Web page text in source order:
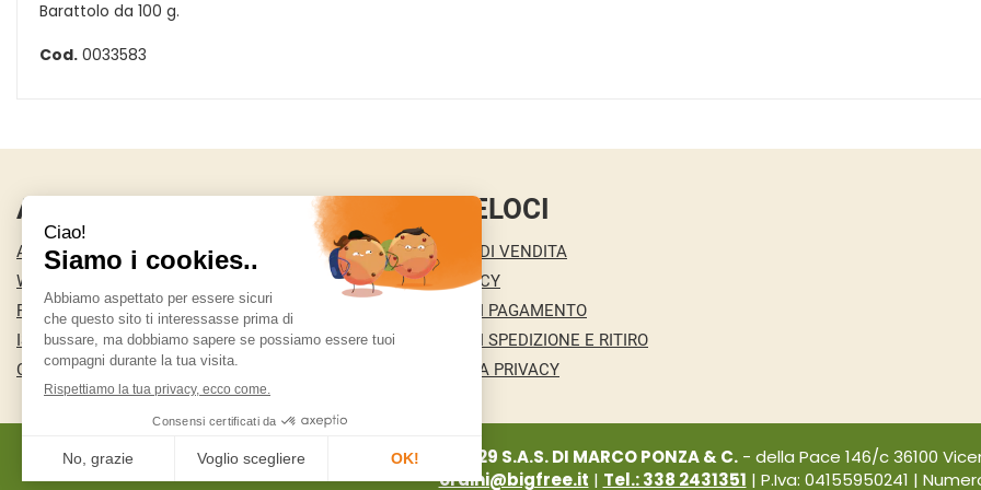
Barattolo da 100 g.
Cod. 0033583
AREA UTENTE
ACCEDI
WISHLIST
REGISTRATI
ISCRIZIONE ALLA NEWSLETTER
CONTATTI
LINK VELOCI
CONDIZIONI DI VENDITA
COOKIE POLICY
MODALITÀ DI PAGAMENTO
MODALITÀ DI SPEDIZIONE E RITIRO
INFORMATIVA PRIVACY
MA.RI 29 S.A.S. DI MARCO PONZA & C. - della Pace 146/c 36100
ordini@bigfree.it | Tel.: 338 2431351 | P.Iva: 04155950241 |